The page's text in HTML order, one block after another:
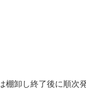
卸し終了後に順次